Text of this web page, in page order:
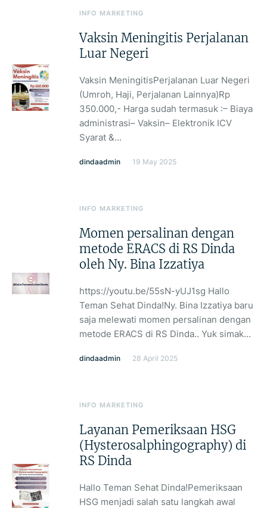
INFO MARKETING
Vaksin Meningitis Perjalanan
Luar Negeri
Vaksin MeningitisPerjalanan Luar Negeri
(Umroh, Haji, Perjalanan Lainnya)Rp
350.000,- Harga sudah termasuk :– Biaya
administrasi– ⁠Vaksin– ⁠Elektronik ICV
Syarat &...
dindaadmin 19 May 2025
INFO MARKETING
Momen persalinan dengan
metode ERACS di RS Dinda
oleh Ny. Bina Izzatiya
https://youtu.be/55sN-yUJ1sg Hallo
Teman Sehat Dinda!Ny. Bina Izzatiya baru
saja melewati momen persalinan dengan
metode ERACS di RS Dinda.. Yuk simak...
dindaadmin 28 April 2025
INFO MARKETING
Layanan Pemeriksaan HSG
(Hysterosalphingography) di
RS Dinda
Hallo Teman Sehat Dinda!Pemeriksaan
HSG menjadi salah satu langkah awal